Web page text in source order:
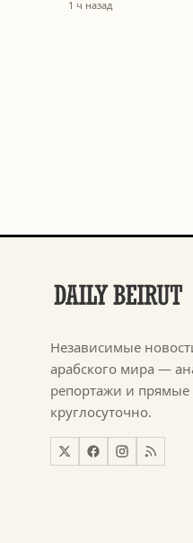
1 ч назад
Независимые
арабского мира —
репортажи и прямые
круглосуточно.